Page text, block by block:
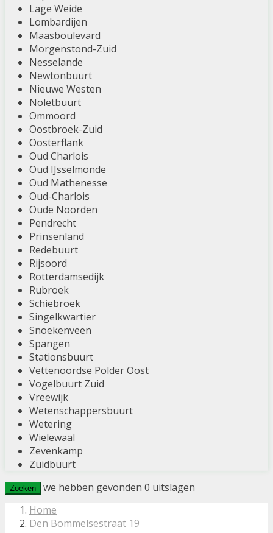
Lage Weide
Lombardijen
Maasboulevard
Morgenstond-Zuid
Nesselande
Newtonbuurt
Nieuwe Westen
Noletbuurt
Ommoord
Oostbroek-Zuid
Oosterflank
Oud Charlois
Oud IJsselmonde
Oud Mathenesse
Oud-Charlois
Oude Noorden
Pendrecht
Prinsenland
Redebuurt
Rijsoord
Rotterdamsedijk
Rubroek
Schiebroek
Singelkwartier
Snoekenveen
Spangen
Stationsbuurt
Vettenoordse Polder Oost
Vogelbuurt Zuid
Vreewijk
Wetenschappersbuurt
Wetering
Wielewaal
Zevenkamp
Zuidbuurt
Zoeken we hebben gevonden 0 uitslagen
Home
Den Bommelsestraat 19